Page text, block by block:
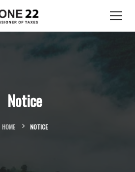
Notice
HOME NOTICE